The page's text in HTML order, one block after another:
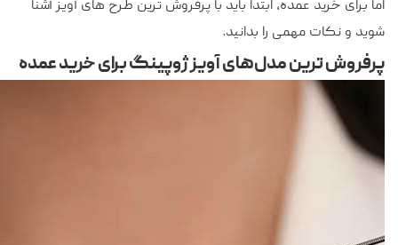
اما برای خرید عمده، ابتدا باید با پرفروش ترین طرح های آویز آشنا
شوید و نکات مهمی را بدانید.
پرفروش ترین مدل‌های آویز ژوپینگ برای خرید عمده